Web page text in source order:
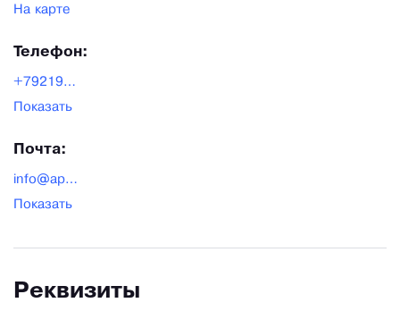
На карте
Телефон:
+7921943-06-18
Показать
Почта:
info@apraksin44.ru
Показать
Реквизиты